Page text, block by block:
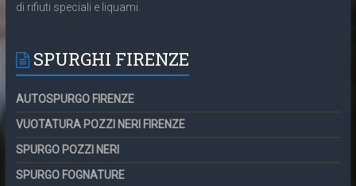
di rifiuti speciali e liquami.
SPURGHI FIRENZE
AUTOSPURGO FIRENZE
VUOTATURA POZZI NERI FIRENZE
SPURGO POZZI NERI
SPURGO FOGNATURE